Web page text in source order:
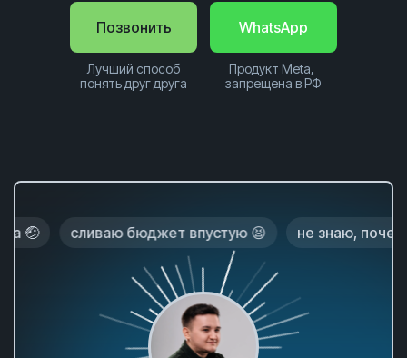
Позвонить
Лучший способ
понять друг друга
WhatsApp
Продукт Meta,
запрещена в РФ
сливаю бюджет впустую 😫 не знаю, почему нет